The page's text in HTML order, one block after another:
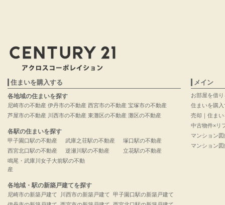
住まいを購入する
各地域の住まいを探す
尼崎市の不動産
芦屋市の不動産
伊丹市の不動産
川西市の不動産
西宮市の不動産
東灘区の不動産
宝塚市の不動産
灘区の不動産
各駅の住まいを探す
甲子園口駅の不動産
西宮北口駅の不動産
武庫之荘駅の不動産
逆瀬川駅の不動産
塚口駅の不動産
立花駅の不動産
鳴尾・武庫川女子大前駅の不動
産
各地域・駅の新築戸建てを探す
尼崎市の新築戸建て
川西市の新築戸建て 甲子園口駅の新築戸建て
メイン
お部屋を借り
住まいを購入
売却｜住ま
中古物件×リ
マンション
マンション